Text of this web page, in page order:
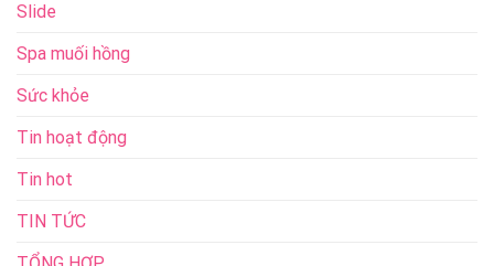
Slide
Spa muối hồng
Sức khỏe
Tin hoạt động
Tin hot
TIN TỨC